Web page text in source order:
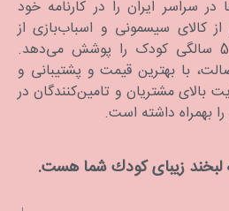
سراسر ایران را در کارنامه خود
کالای سیسمونی و اسباب‌بازی از
دوره بارداری تا بالاتر از 5 سالگی کودک را پوشش می‌دهد.
با بهترین قیمت و پشتیبانی و
مشتریان و تامین‌کنندگان در
بهمراه داشته است.
لبخند زیبای كودك شما هست.